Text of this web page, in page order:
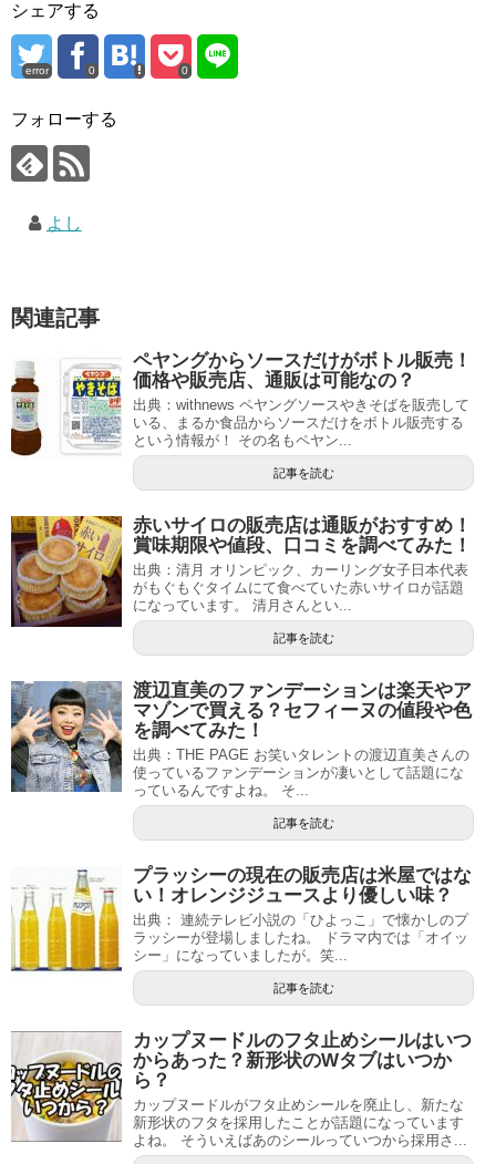
シェアする
error 0 0
フォローする
よし
関連記事
ペヤングからソースだけがボトル販売！
価格や販売店、通販は可能なの？
出典：withnews ペヤングソースやきそばを販売して
いる、まるか食品からソースだけをボトル販売する
という情報が！ その名もペヤン...
記事を読む
赤いサイロの販売店は通販がおすすめ！
賞味期限や値段、口コミを調べてみた！
出典：清月 オリンピック、カーリング女子日本代表
がもぐもぐタイムにて食べていた赤いサイロが話題
になっています。 清月さんとい...
記事を読む
渡辺直美のファンデーションは楽天やア
マゾンで買える？セフィーヌの値段や色
を調べてみた！
出典：THE PAGE お笑いタレントの渡辺直美さんの
使っているファンデーションが凄いとして話題にな
っているんですよね。 そ...
記事を読む
プラッシーの現在の販売店は米屋ではな
い！オレンジジュースより優しい味？
出典： 連続テレビ小説の「ひよっこ」で懐かしのプ
ラッシーが登場しましたね。 ドラマ内では「オイッ
シー」になっていましたが。笑...
記事を読む
カップヌードルのフタ止めシールはいつ
からあった？新形状のWタブはいつか
ら？
カップヌードルがフタ止めシールを廃止し、新たな
新形状のフタを採用したことが話題になっています
よね。 そういえばあのシールっていつから採用さ...